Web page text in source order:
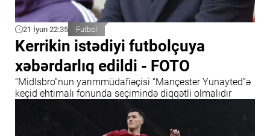
21 İyun 22:35 Futbol
Kerrikin istədiyi futbolçuya
xəbərdarlıq edildi - FOTO
“Midlsbro”nun yarımmüdafiəçisi “Mançester Yunayted”ə
keçid ehtimalı fonunda seçimində diqqətli olmalıdır